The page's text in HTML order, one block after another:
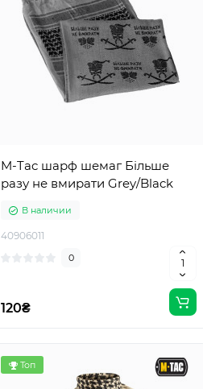
M-Tac шарф шемаг Більше
разу не вмирати Grey/Black
В наличии
40906011
0
120₴
Топ